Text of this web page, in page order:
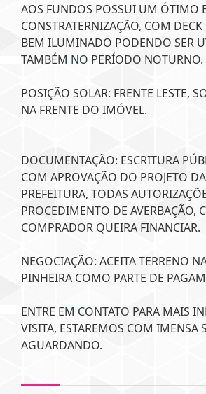
AOS FUNDOS POSSUI UM ÓTIMO
CONSTRATERNIZAÇÃO, COM
BEM ILUMINADO PODENDO SER
TAMBÉM NO PERÍODO NOTURNO.
POSIÇÃO SOLAR: FRENTE LESTE,
NA FRENTE DO IMÓVEL.
DOCUMENTAÇÃO: ESCRITURA
COM APROVAÇÃO DO PROJETO
PREFEITURA, TODAS
PROCEDIMENTO DE AVERBAÇÃO,
COMPRADOR QUEIRA FINANCIAR.
NEGOCIAÇÃO: ACEITA TERRENO
PINHEIRA COMO PARTE DE
ENTRE EM CONTATO PARA MAIS
VISITA, ESTAREMOS COM IMENSA
AGUARDANDO.